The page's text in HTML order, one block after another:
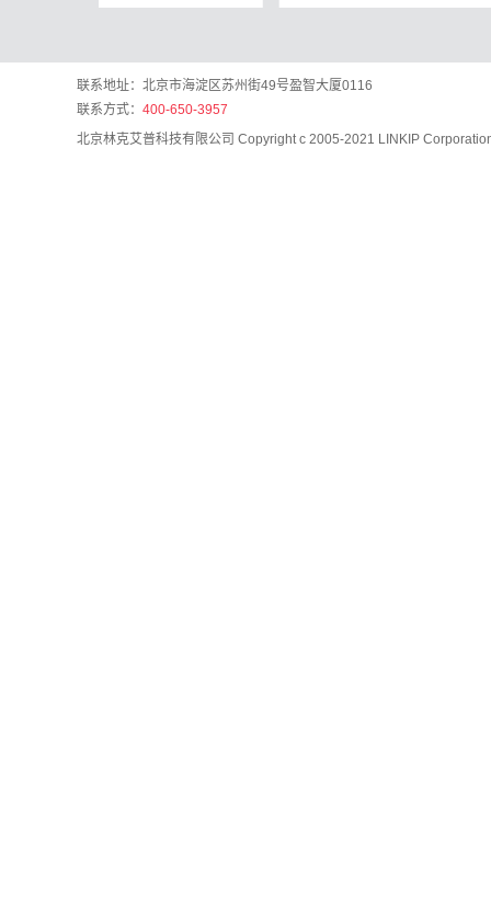
联系地址：北京市海淀区苏州街49号盈智大厦0116
联系方式： 400-650-3957
北京林克艾普科技有限公司 Copyright c 2005-2021 LINKIP